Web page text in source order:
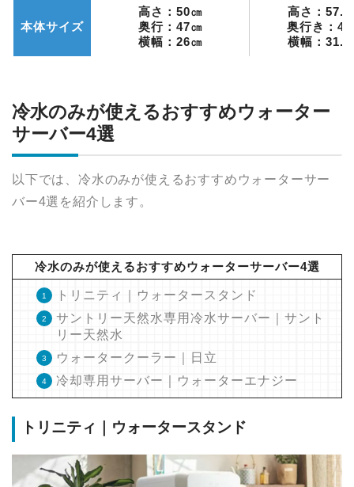
本体サイズ
高さ：50㎝
奥行：47㎝
横幅：26㎝
高さ：
奥行き：
横幅：
冷水のみが使えるおすすめウォーター
サーバー4選
以下では、冷水のみが使えるおすすめウォーターサー
バー4選を紹介します。
冷水のみが使えるおすすめウォーターサーバー4選
トリニティ｜ウォータースタンド
サントリー天然水専用冷水サーバー｜サント
リー天然水
ウォータークーラー｜日立
冷却専用サーバー｜ウォーターエナジー
トリニティ｜ウォータースタンド